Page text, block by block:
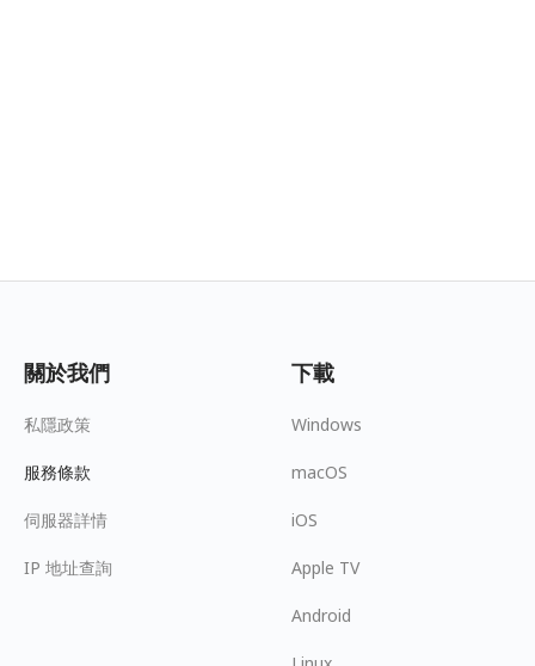
關於我們
私隱政策
服務條款
伺服器詳情
IP 地址查詢
下載
Windows
macOS
iOS
Apple TV
Android